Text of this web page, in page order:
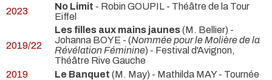
2023
No Limit - Robin GOUPIL - Théâtre de la Tour
Eiffel
2019/22
Les filles aux mains jaunes(M. Bellier) -
Johanna BOYE - (Nommée pour le Molière de la
Révélation Féminine) - Festival d'Avignon,
Théâtre Rive Gauche
2019
Le Banquet (M. May) - Mathilda MAY- Tournée